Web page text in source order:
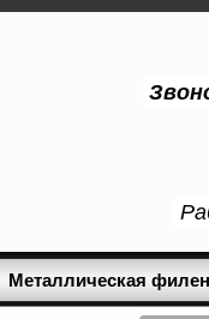
Металлическая